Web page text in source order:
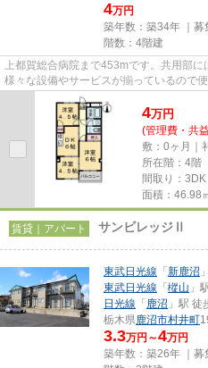
4万円
築年数：築34年 ｜募
階数：4階建
上都賀総合病院まで453mです。共用部
様々な設備やサービスが揃っているので
安心な2路線利用可物件です。通...
4万円
(管理費・共
敷：0ヶ月｜
所在階：4階
間取り：3DK
面積：46.98
賃貸｜アパート サンビレッジⅡ
東武日光線 「 新鹿沼
東武日光線 「 樅山 」
日光線 「 鹿沼 」駅 徒
栃木県鹿沼市村井町
3.3万円～4万円
築年数：築26年 ｜募